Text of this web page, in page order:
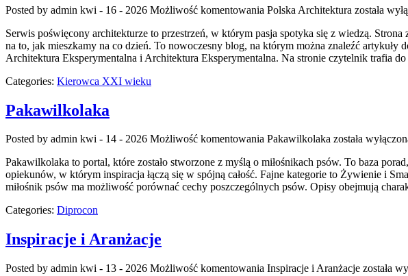
Posted by admin kwi - 16 - 2026 Możliwość komentowania Polska Architektura została
Serwis poświęcony architekturze to przestrzeń, w którym pasja spotyka się z wiedzą.
na to, jak mieszkamy na co dzień. To nowoczesny blog, na którym można znaleźć
Architektura Eksperymentalna i Architektura Eksperymentalna. Na stronie czytelnik trafia
Categories: Kierowca XXI wieku
Pakawilkolaka
Posted by admin kwi - 14 - 2026 Możliwość komentowania Pakawilkolaka została
Pakawilkolaka to portal, które zostało stworzone z myślą o miłośnikach psów. To baza
opiekunów, w którym inspiracja łączą się w spójną całość. Fajne kategorie to Żywienie i
miłośnik psów ma możliwość porównać cechy poszczególnych psów. Opisy obejmują
Categories: Diprocon
Inspiracje i Aranżacje
Posted by admin kwi - 13 - 2026 Możliwość komentowania Inspiracje i Aranżacje została